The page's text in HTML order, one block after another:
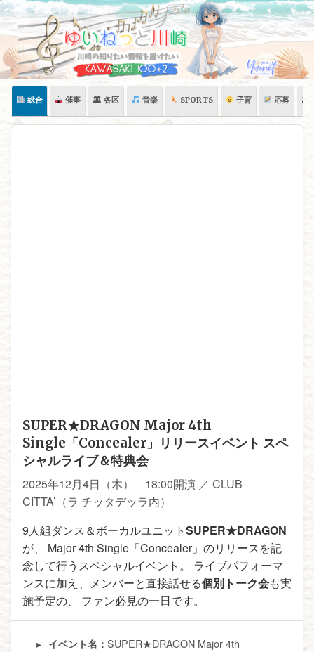
Skip
content
総合 催事 🏛 各区 音楽 SPORTS 子育 応募 🏛
SUPER★DRAGON Major 4th
Single「Concealer」リリースイベント スペ
シャルライブ＆特典会
2025年12月4日（木）
18:00開演 ／ CLUB
CITTA’（ラ チッタデッラ内）
9人組ダンス＆ボーカルユニットSUPER★DRAGON
が、 Major 4th Single「Concealer」のリリースを記
念して行うスペシャルイベント。 ライブパフォーマ
ンスに加え、メンバーと直接話せる個別トーク会も実
施予定の、 ファン必見の一日です。
イベント名：SUPER★DRAGON Major 4th